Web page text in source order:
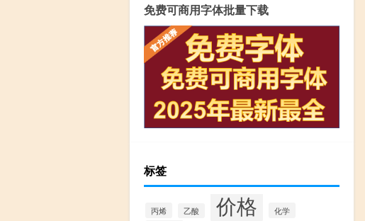
免费可商用字体批量下载
标签
丙烯 乙酸 价格 化学